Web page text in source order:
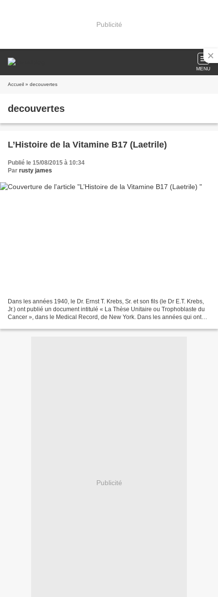
Publicité
MENU
Accueil » decouvertes
decouvertes
L’Histoire de la Vitamine B17 (Laetrile)
Publié le 15/08/2015 à 10:34
Par rusty james
Dans les années 1940, le Dr. Ernst T. Krebs, Sr. et son fils (le Dr E.T. Krebs,
Jr.) ont publié un document intitulé « La Thèse Unitaire ou Trophoblaste du
Cancer », dans le Medical Record, de New York. Dans les années qui ont
Publicité